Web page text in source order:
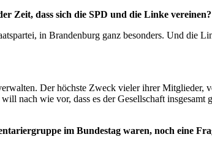
Zeit, dass sich die SPD und die Linke vereinen?
in Brandenburg ganz besonders. Und die
Der höchste Zweck vieler ihrer
nach wie vor, dass es der Gesellschaft
im Bundestag waren, noch eine